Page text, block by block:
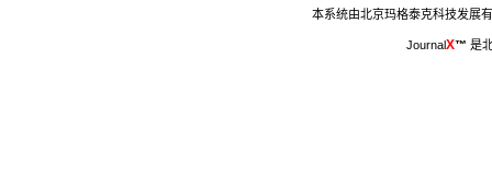
本系统由北京玛格泰克科技发展
JournalX™是